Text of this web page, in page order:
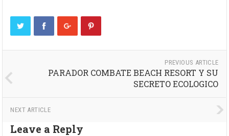
PREVIOUS ARTICLE
PARADOR COMBATE BEACH RESORT Y SU
SECRETO ECOLOGICO
NEXT ARTICLE
Leave a Reply